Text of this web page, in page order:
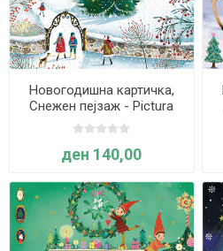
Новогодишна картичка,
Снежен пејзаж - Pictura
ден 140,00